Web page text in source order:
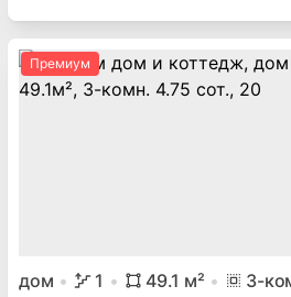
Премиум
дом 1 49.1 м² 3-